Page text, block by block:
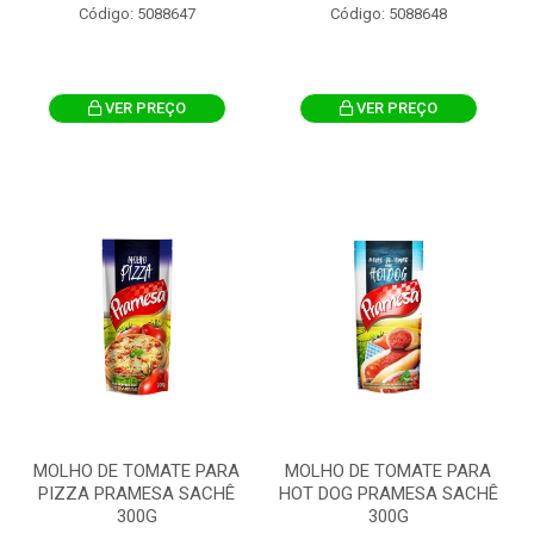
Código: 5088647
VER PREÇO
Código: 5088648
VER PREÇO
MOLHO DE TOMATE PARA
PIZZA PRAMESA SACHÊ
300G
MOLHO DE TOMATE PARA
HOT DOG PRAMESA SACHÊ
300G